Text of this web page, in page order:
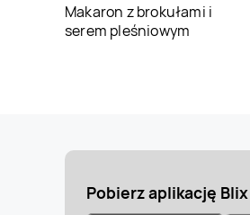
Makaron z brokułami i
serem pleśniowym
Pobierz aplikację